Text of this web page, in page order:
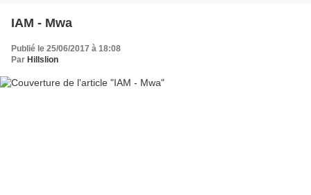
IAM - Mwa
Publié le 25/06/2017 à 18:08
Par Hillslion